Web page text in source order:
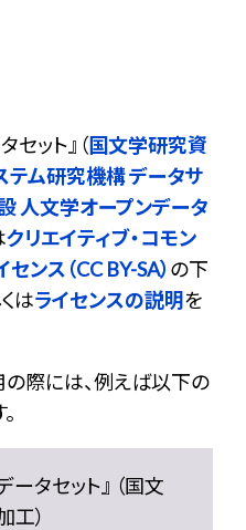
セット 』（国文学研究資
テム研究機構 データサ
人文学オープンデータ
クリエイティブ・コモン
ンス（CC BY-SA） の下
はライセンスの説明を
際には、例えば以下の
タセット』 （国文
）